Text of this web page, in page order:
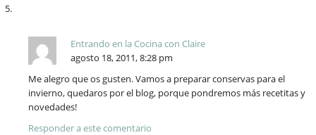
Entrando en la Cocina con Claire
agosto 18, 2011, 8:28 pm
Me alegro que os gusten. Vamos a preparar conservas para el
invierno, quedaros por el blog, porque pondremos más recetitas y
novedades!
Responder a este comentario